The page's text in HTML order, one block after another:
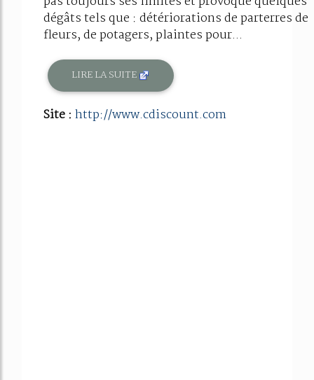
dégâts tels que : détériorations de parterres de
fleurs, de potagers, plaintes pour...
LIRE LA SUITE
Site : http://www.cdiscount.com